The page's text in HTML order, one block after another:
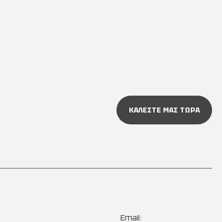
ΚΑΛΕΣΤΕ ΜΑΣ ΤΩΡΑ
Email: